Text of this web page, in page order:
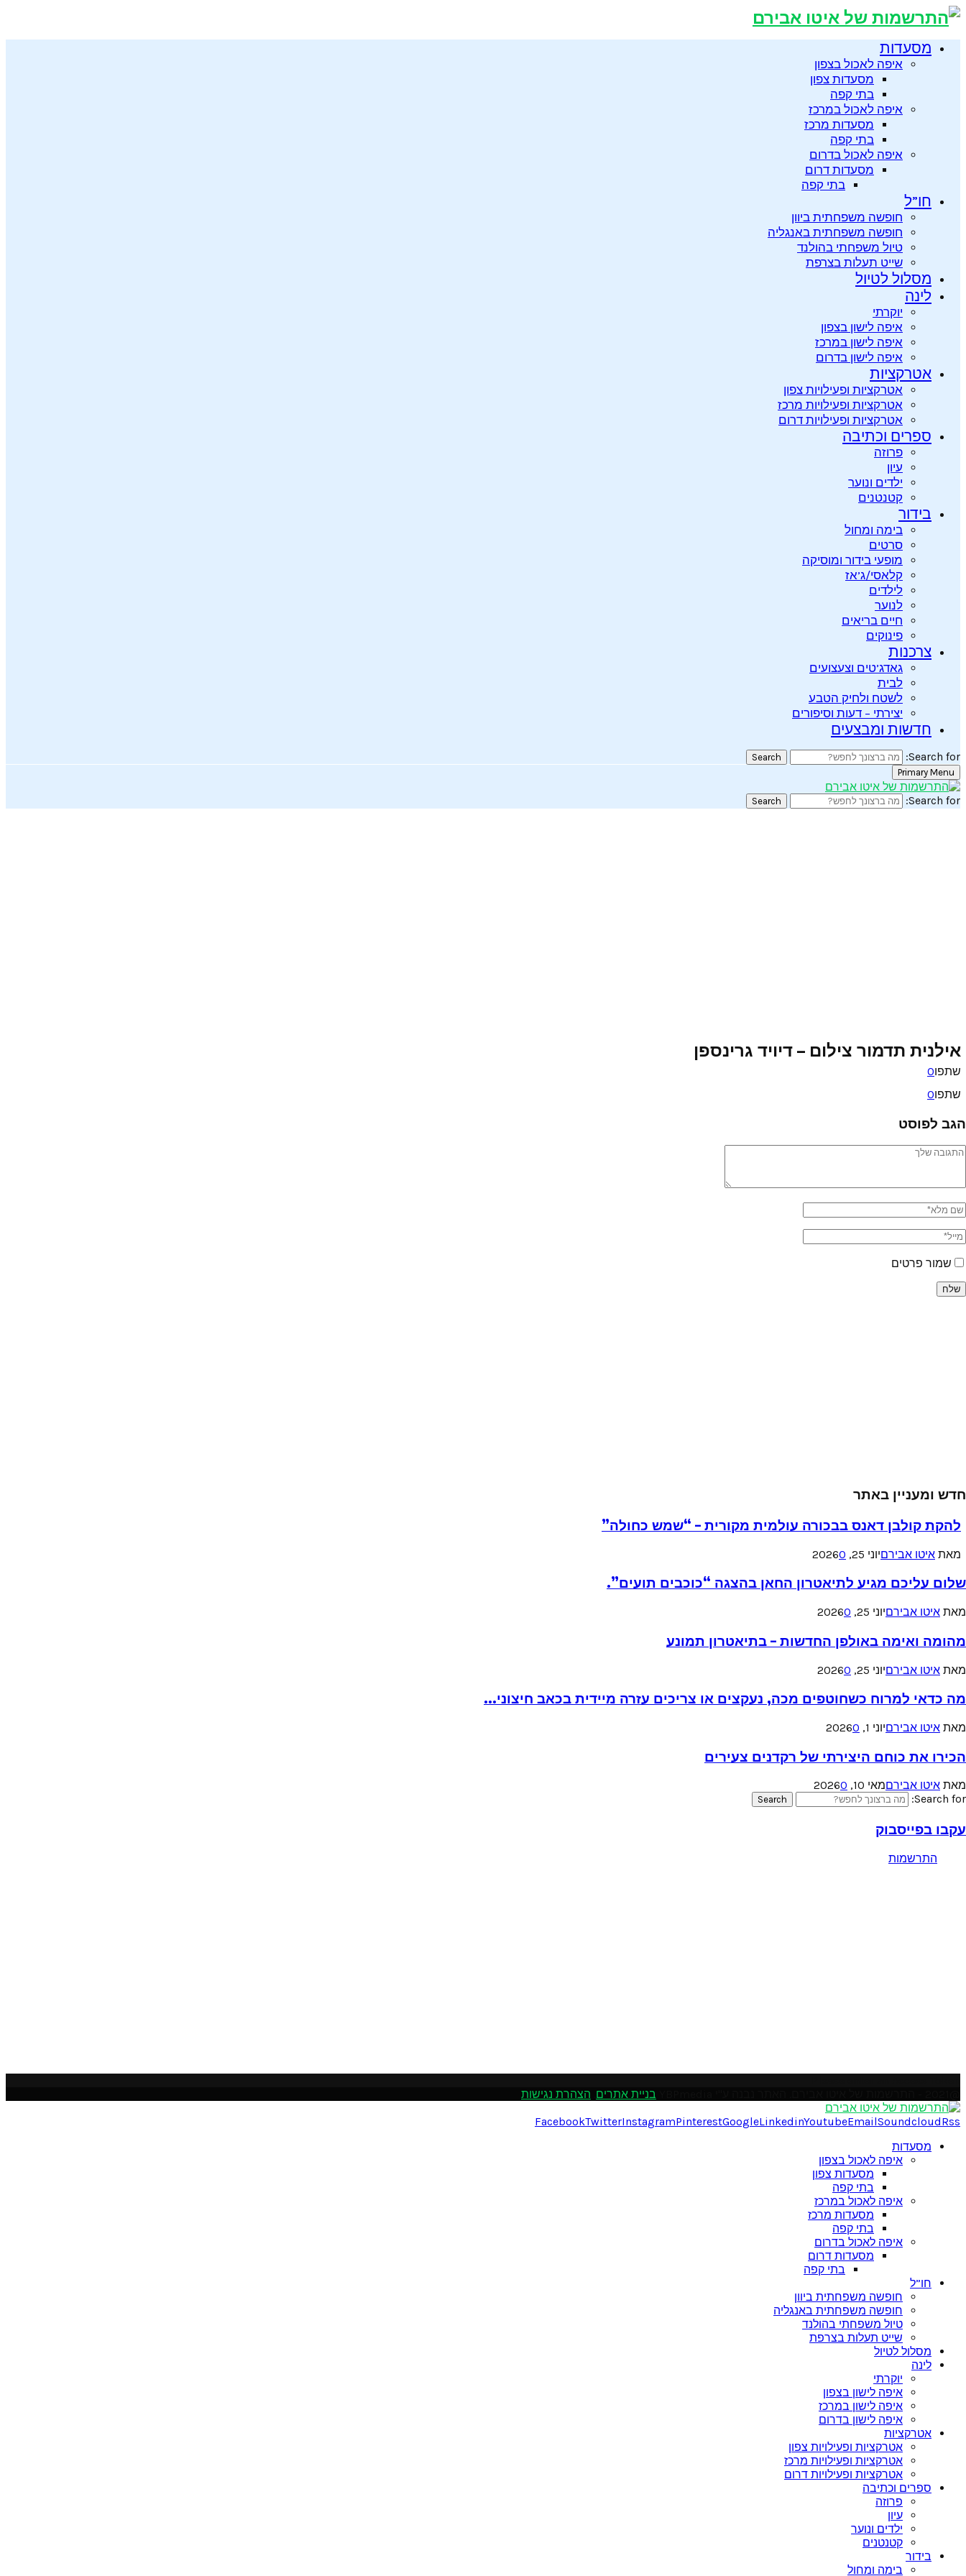
מסעדות
איפה לאכול בצפון
מסעדות צפון
בתי קפה
איפה לאכול במרכז
מסעדות מרכז
בתי קפה
איפה לאכול בדרום
מסעדות דרום
בתי קפה
חו”ל
חופשה משפחתית ביוון
חופשה משפחתית באנגליה
טיול משפחתי בהולנד
שייט תעלות בצרפת
מסלול לטיול
לינה
יוקרתי
איפה לישון בצפון
איפה לישון במרכז
איפה לישון בדרום
אטרקציות
אטרקציות ופעילויות צפון
אטרקציות ופעילויות מרכז
אטרקציות ופעילויות דרום
ספרים וכתיבה
פרוזה
עיון
ילדים ונוער
קטנטנים
בידור
בימה ומחול
סרטים
מופעי בידור ומוסיקה
קלאסי/ג’אז
לילדים
לנוער
חיים בריאים
פינוקים
צרכנות
גאדג’טים וצעצועים
לבית
לשטח ולחיק הטבע
יצירתי – דעות וסיפורים
חדשות ומבצעים
Search for:
Search
Primary Menu
Search for:
Search
אילנית תדמור צילום – דיויד גרינספן
שתפו0
שתפו0
הגב לפוסט
שמור פרטים
חדש ומעניין באתר
להקת קולבן דאנס בבכורה עולמית מקורית – “שמש כחולה”
מאת איטו אבירםיוני 25, 2026 0
שלום עליכם מגיע לתיאטרון החאן בהצגה “כוכבים תועים”.
מאת איטו אבירםיוני 25, 2026 0
מהומה ואימה באולפן החדשות – בתיאטרון תמונע
מאת איטו אבירםיוני 25, 2026 0
מה כדאי למרוח כשחוטפים מכה, נעקצים או צריכים עזרה מיידית בכאב חיצוני...
מאת איטו אבירםיוני 1, 2026 0
הכירו את כוחם היצירתי של רקדנים צעירים
מאת איטו אבירםמאי 10, 2026
0
Search for:
Search
עקבו בפייסבוק
התרשמות
בניית אתרים הצהרת נגישות
FacebookTwitterInstagramPinterestGoogleLinkedinYoutubeEmailSoundcloudRss
מסעדות
איפה לאכול בצפון
מסעדות צפון
בתי קפה
איפה לאכול במרכז
מסעדות מרכז
בתי קפה
איפה לאכול בדרום
מסעדות דרום
בתי קפה
חו”ל
חופשה משפחתית ביוון
חופשה משפחתית באנגליה
טיול משפחתי בהולנד
שייט תעלות בצרפת
מסלול לטיול
לינה
יוקרתי
איפה לישון בצפון
איפה לישון במרכז
איפה לישון בדרום
אטרקציות
אטרקציות ופעילויות צפון
אטרקציות ופעילויות מרכז
אטרקציות ופעילויות דרום
ספרים וכתיבה
פרוזה
עיון
ילדים ונוער
קטנטנים
בידור
בימה ומחול